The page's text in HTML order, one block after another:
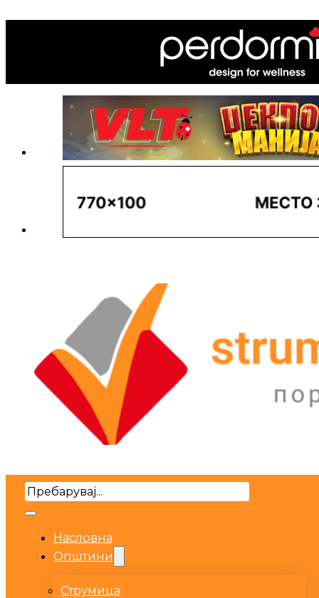
Search
Насловна
Општини
Струмица